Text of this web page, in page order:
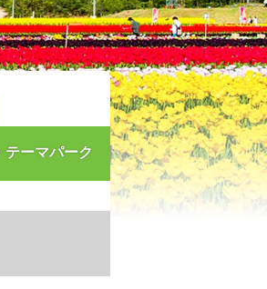
テーマパーク